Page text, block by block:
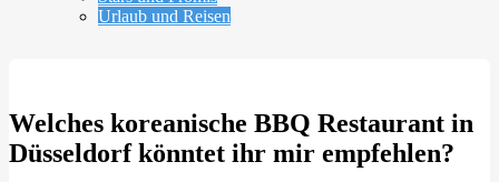
Urlaub und Reisen
Welches koreanische BBQ Restaurant in
Düsseldorf könntet ihr mir empfehlen?